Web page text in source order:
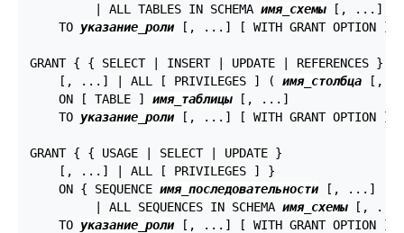
         | ALL TABLES IN SCHEMA
имя_схемы [, ...] }
    TO
указание_роли [, ...] [ WITH GRANT OPTION ]
GRANT { { SELECT | INSERT | UPDATE | REFERENCES } (
    [, ...] | ALL [ PRIVILEGES ] (
имя_столбца [,
    ON [ TABLE ]
имя_таблицы [, ...]
    TO
указание_роли [, ...] [ WITH GRANT OPTION ]
GRANT { { USAGE | SELECT | UPDATE }
    [, ...] | ALL [ PRIVILEGES ] }
    ON { SEQUENCE
имя_последовательности [, ...]
         | ALL SEQUENCES IN SCHEMA
имя_схемы [,
    TO
указание_роли [, ...] [ WITH GRANT OPTION ]